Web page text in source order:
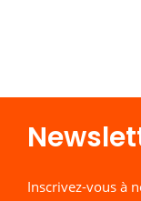
Inscrivez-vous à